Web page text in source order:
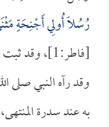
رُسُلًا أُولِي أَجْنِحَةٍ
[فاطر:1]، وقد ثبت في السنة أن جبريل له ستمائة جناح.
وقد رآه النبي صلى
به عند سدرة